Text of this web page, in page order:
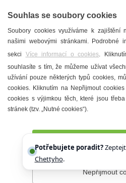
T. G.
Městské
Denní
Prohlášení o přístupnosti
Souhlas se soubory cookies
Soubory cookies využíváme k zajištění
našimi webovými stránkami. Podrobné
sekci Více informací o cookies.
souhlasíte s tím, že můžeme užívat
užívání pouze některých typů cookies,
cookies. Kliknutím na Nepřijmout
cookies s výjimkou těch, které jsou
stránek (tzv. „Nutné cookies“).
Nepřijmout
Potřebujete poradit?
Chettyho.